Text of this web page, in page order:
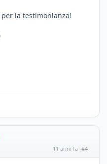
la testimonianza!
11 anni fa #4